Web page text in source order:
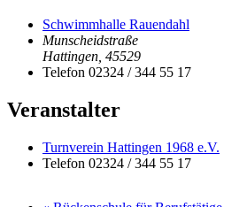
Schwimmhalle Rauendahl
Munscheidstraße
Hattingen 45529
Telefon 02324 / 344 55 17
Veranstalter
Turnverein Hattingen 1968 e.V.
Telefon 02324 / 344 55 17